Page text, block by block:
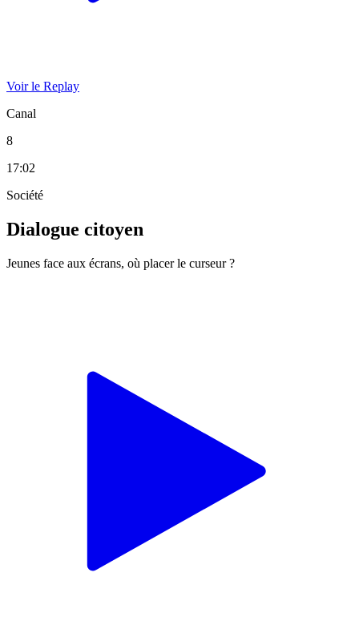
Voir le Replay
Canal
8
17:02
Société
Dialogue citoyen
Jeunes face aux écrans, où placer le curseur ?